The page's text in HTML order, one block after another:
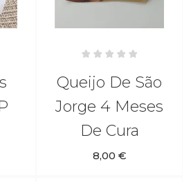
Queijo De São
Jorge 4 Meses
De Cura
8,00 €